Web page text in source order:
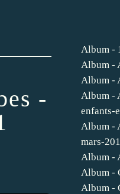
-
Album -
Album -
Album -
Album -
enfants-
Album -
mars-
Album -
Album -
Album -